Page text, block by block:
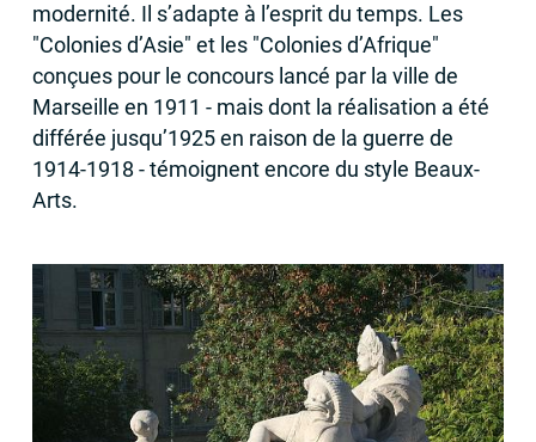
modernité. Il s’adapte à l’esprit du temps. Les
"Colonies d’Asie" et les "Colonies d’Afrique"
conçues pour le concours lancé par la ville de
Marseille en 1911 - mais dont la réalisation a été
différée jusqu’1925 en raison de la guerre de
1914-1918 - témoignent encore du style Beaux-
Arts.